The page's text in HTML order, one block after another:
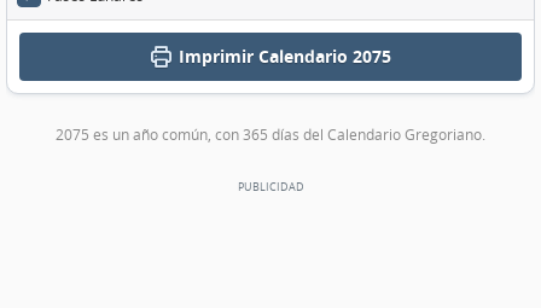
ImprimirCalendario 2075
2075 es un año común, con 365 días del Calendario Gregoriano.